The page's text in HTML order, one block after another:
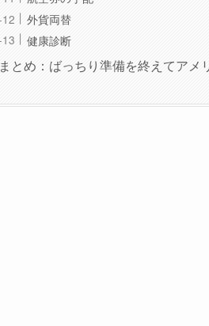
外貨両替
健康診断
まとめ：ばっちり準備を終えてアメ